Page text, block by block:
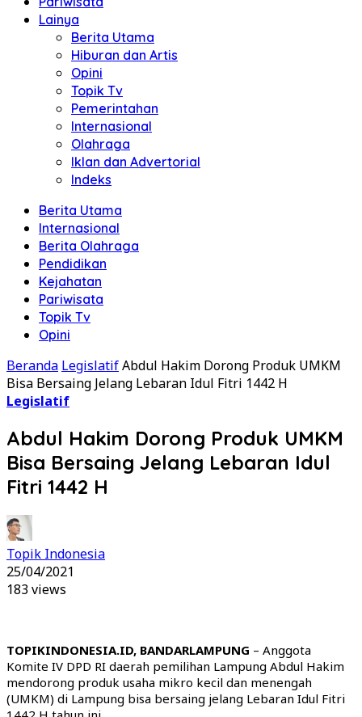
Lainya
Berita Utama
Hiburan dan Artis
Opini
Topik Tv
Pemerintahan
Internasional
Olahraga
Iklan dan Advertorial
Indeks
Berita Utama
Internasional
Berita Olahraga
Pendidikan
Kejahatan
Pariwisata
Topik Tv
Opini
Beranda LegislatifAbdul Hakim Dorong Produk UMKM
Bisa Bersaing Jelang Lebaran Idul Fitri 1442 H
Legislatif
Abdul Hakim Dorong Produk UMKM
Bisa Bersaing Jelang Lebaran Idul
Fitri 1442 H
Topik Indonesia
25/04/2021
183 views
TOPIKINDONESIA.ID, BANDARLAMPUNG – Anggota
Komite IV DPD RI daerah pemilihan Lampung Abdul Hakim
mendorong produk usaha mikro kecil dan menengah
(UMKM) di Lampung bisa bersaing jelang Lebaran Idul Fitri